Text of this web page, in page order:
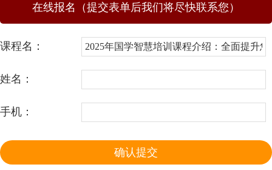
在线报名（提交表单后我们将尽快联系您）
课程名：
姓名：
手机：